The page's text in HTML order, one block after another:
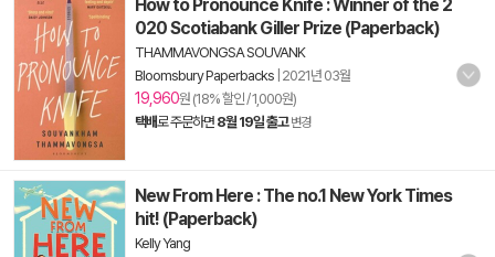
How to Pronounce Knife : Winner of the 2
020 Scotiabank Giller Prize (Paperback)
THAMMAVONGSA SOUVANK
Bloomsbury Paperbacks 2021년 03월
19,960원 (18% 할인 / 1,000원)
택배로 주문하면 8월 19일 출고 변경
New From Here : The no.1 New York Times
hit! (Paperback)
Kelly Yang